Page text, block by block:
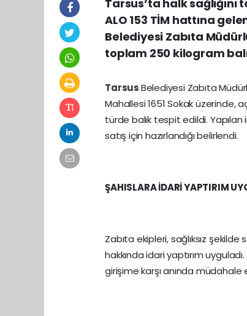
Tarsus’ta halk
ALO 153 TİM hattına
Belediyesi Zabıta
toplam 250 kilogram
TarsusBelediyesi Zabıta
Mahallesi 1651 Sokak üzerinde,
türde balık tespit edildi. Yapılan
satış için hazırlandığı belirlendi.
ŞAHISLARA İDARİ YAPTIRIM
Zabıta ekipleri, sağlıksız şekilde
hakkında idari yaptırım uyguladı.
girişime karşı anında